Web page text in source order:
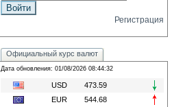
Регистрация
Официальный курс валют
Дата обновления: 01/08/2026 08:44:32
USD
473.59
EUR
544.68